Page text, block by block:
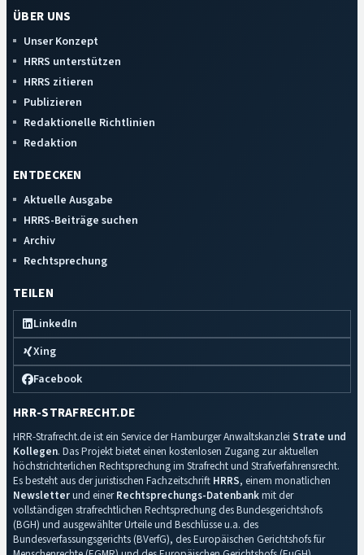
ÜBER UNS
Unser Konzept
HRRS unterstützen
HRRS zitieren
Publizieren
Redaktionelle Richtlinien
Redaktion
ENTDECKEN
Aktuelle Ausgabe
HRRS-Beiträge suchen
Archiv
Rechtsprechung
TEILEN
LinkedIn
Xing
Facebook
HRR-STRAFRECHT.DE
HRR-Strafrecht.de ist ein Service der Hamburger Anwaltskanzlei Strate und
Kollegen. Das Projekt bietet einen kostenlosen Zugang zur aktuellen
höchstrichterlichen Rechtsprechung im Strafrecht und Strafverfahrensrecht.
Es besteht aus der juristischen Fachzeitschrift HRRS, einem monatlichen
Newsletterund einerRechtsprechungs-Datenbankmit der
vollständigen strafrechtlichen Rechtsprechung des Bundesgerichtshofs
(BGH) und ausgewählter Urteile und Beschlüsse u.a. des
Bundesverfassungsgerichts (BVerfG), des Europäischen Gerichtshofs für